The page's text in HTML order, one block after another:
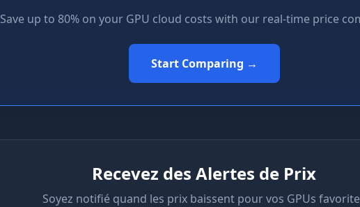
Save up to 80% on your GPU cloud costs with our real-time price
Start Comparing →
Recevez des Alertes de Prix
Soyez notifié quand les prix baissent pour vos GPUs